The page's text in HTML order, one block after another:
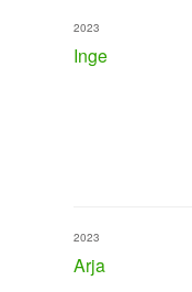
Inge
2023
Arja
2023